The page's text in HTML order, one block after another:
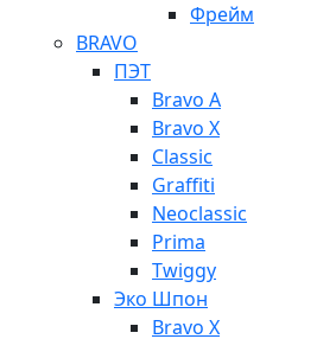
Фрейм
BRAVO
ПЭТ
Bravo A
Bravo X
Classic
Graffiti
Neoclassic
Prima
Twiggy
Эко Шпон
Bravo X